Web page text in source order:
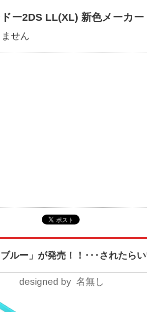
ー2DS LL(XL) 新色メーカー
せん
ルー」が発売！！･･･されたら
designed by 名無し